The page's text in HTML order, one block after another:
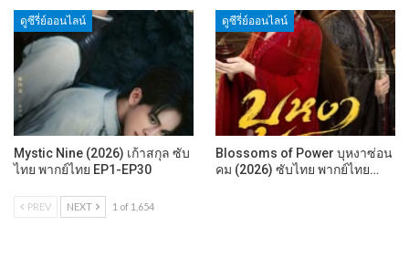
ดูซีรี่ย์ออนไลน์
Mystic Nine (2026) เก้าสกุล ซับ
ไทย พากย์ไทย EP1-EP30
ดูซีรี่ย์ออนไลน์
Blossoms of Power บุหงาซ่อน
คม (2026) ซับไทย พากย์ไทย…
PREV NEXT 1 of 1,654